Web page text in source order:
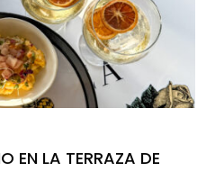
EN LA TERRAZA DE